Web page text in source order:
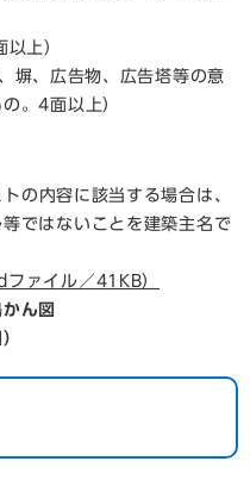
上）
塀、広告物、広告塔等の意
。4面以上）
の内容に該当する場合は、
ではないことを建築主名で
ァイル／41KB）
ん図